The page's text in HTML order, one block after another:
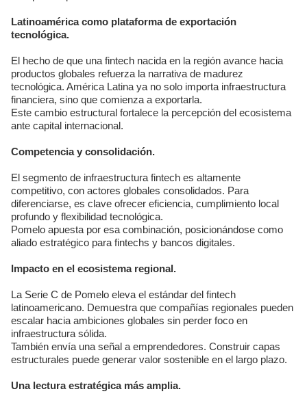
Latinoamérica como plataforma de exportación
tecnológica.
El hecho de que una fintech nacida en la región avance hacia
productos globales refuerza la narrativa de madurez
tecnológica. América Latina ya no solo importa infraestructura
financiera, sino que comienza a exportarla.
Este cambio estructural fortalece la percepción del ecosistema
ante capital internacional.
Competencia y consolidación.
El segmento de infraestructura fintech es altamente
competitivo, con actores globales consolidados. Para
diferenciarse, es clave ofrecer eficiencia, cumplimiento local
profundo y flexibilidad tecnológica.
Pomelo apuesta por esa combinación, posicionándose como
aliado estratégico para fintechs y bancos digitales.
Impacto en el ecosistema regional.
La Serie C de Pomelo eleva el estándar del fintech
latinoamericano. Demuestra que compañías regionales pueden
escalar hacia ambiciones globales sin perder foco en
infraestructura sólida.
También envía una señal a emprendedores. Construir capas
estructurales puede generar valor sostenible en el largo plazo.
Una lectura estratégica más amplia.